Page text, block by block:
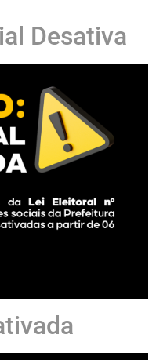
Desativa